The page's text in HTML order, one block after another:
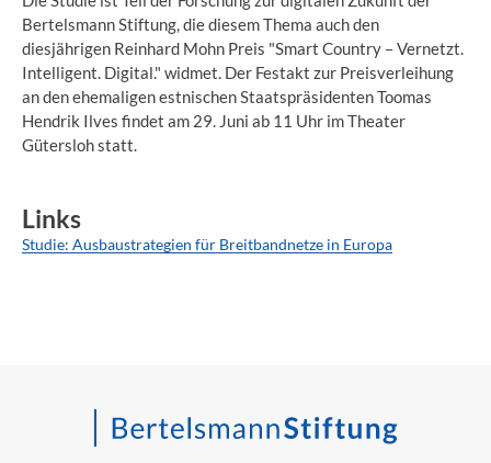
Bertelsmann Stiftung, die diesem Thema auch den
diesjährigen Reinhard Mohn Preis "Smart Country – Vernetzt.
Intelligent. Digital." widmet. Der Festakt zur Preisverleihung
an den ehemaligen estnischen Staatspräsidenten Toomas
Hendrik Ilves findet am 29. Juni ab 11 Uhr im Theater
Gütersloh statt.
Links
Studie: Ausbaustrategien für Breitbandnetze in Europa